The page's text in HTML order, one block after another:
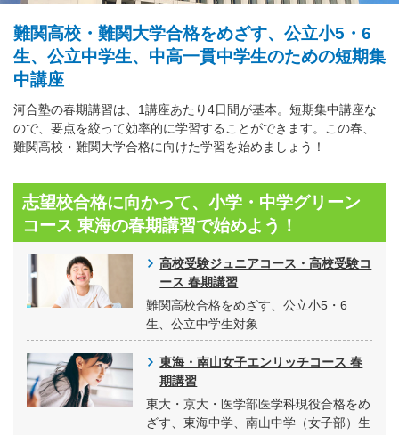
難関高校・難関大学合格をめざす、公立小5・6
生、公立中学生、中高一貫中学生のための短期集
中講座
河合塾の春期講習は、1講座あたり4日間が基本。短期集中講座な
ので、要点を絞って効率的に学習することができます。この春、
難関高校・難関大学合格に向けた学習を始めましょう！
志望校合格に向かって、小学・中学グリーン
コース 東海の春期講習で始めよう！
高校受験ジュニアコース・高校受験コ
ース 春期講習
難関高校合格をめざす、公立小5・6
生、公立中学生対象
東海・南山女子エンリッチコース 春
期講習
東大・京大・医学部医学科現役合格をめ
ざす、東海中学、南山中学（女子部）生